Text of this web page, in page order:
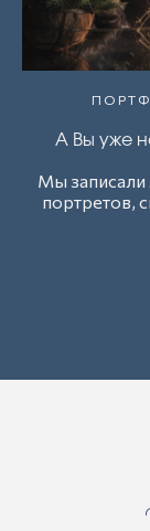
А Вы уже
Мы записали
портретов,